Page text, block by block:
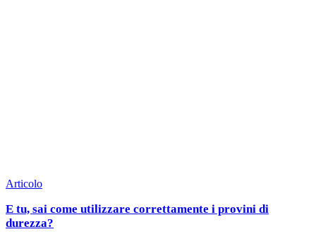
Articolo
E tu, sai come utilizzare correttamente i provini di
durezza?